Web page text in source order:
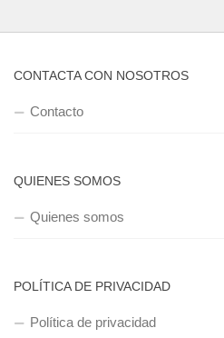
CONTACTA CON NOSOTROS
Contacto
QUIENES SOMOS
Quienes somos
POLÍTICA DE PRIVACIDAD
Política de privacidad